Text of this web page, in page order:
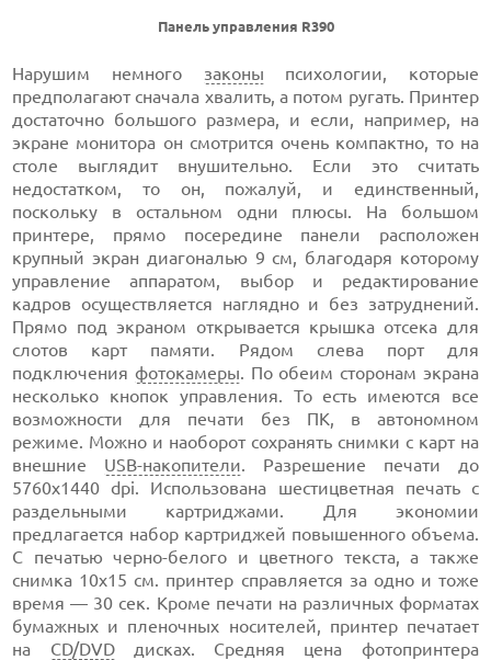
Панель управления R390
Нарушим немного законы психологии, которые
предполагают сначала хвалить, а потом ругать. Принтер
достаточно большого размера, и если, например, на
экране монитора он смотрится очень компактно, то на
столе выглядит внушительно. Если это считать
недостатком, то он, пожалуй, и единственный,
поскольку в остальном одни плюсы. На большом
принтере, прямо посередине панели расположен
крупный экран диагональю 9 см, благодаря которому
управление аппаратом, выбор и редактирование
кадров осуществляется наглядно и без затруднений.
Прямо под экраном открывается крышка отсека для
слотов карт памяти. Рядом слева порт для
подключения фотокамеры. По обеим сторонам экрана
несколько кнопок управления. То есть имеются все
возможности для печати без ПК, в автономном
режиме. Можно и наоборот сохранять снимки с карт на
внешние USB-накопители. Разрешение печати до
5760x1440 dpi. Использована шестицветная печать с
раздельными картриджами. Для экономии
предлагается набор картриджей повышенного объема.
С печатью черно-белого и цветного текста, а также
снимка 10х15 см. принтер справляется за одно и тоже
время — 30 сек. Кроме печати на различных форматах
бумажных и пленочных носителей, принтер печатает
на CD/DVDдисках. Средняя цена фотопринтера